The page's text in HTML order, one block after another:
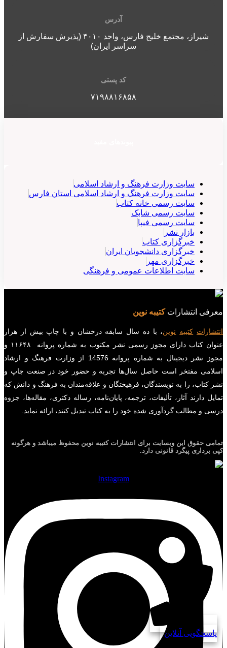
پاسخگویی آنلاین
آدرس
شیراز، مجتمع خلیج فارس، واحد ۴۰۱۰ (پذیرش سفارش از
سراسر ایران)
کد پستی
۷۱۹۸۸۱۶۸۵۸
سایت وزارت فرهنگ و ارشاد اسلامی
سایت وزارت فرهنگ و ارشاد اسلامی استان فارس
سایت رسمی خانه کتاب
سایت رسمی شابک
سایت رسمی فیپا
بازار نشر
خبرگزاری کتاب
خبرگزاری دانشجویان ایران
خبرگزاری مهر
سایت اطلاعات عمومی و فرهنگی
معرفی انتشاراتکتیبه نوین
انتشارات کتیبه نوین، با ده سال سابقه درخشان و با چاپ بیش از هزار
عنوان کتاب دارای مجوز رسمی نشر مکتوب به شماره پروانه ۱۱۶۴۸ و
مجوز نشر دیجیتال به شماره پروانه 14576 از وزارت فرهنگ و ارشاد
اسلامی مفتخر است حاصل سال‌ها تجربه و حضور خود در صنعت چاپ و
نشر کتاب، را به نویسندگان، فرهیختگان و علاقه‌مندان به فرهنگ و دانش که
تمایل دارند آثار، تألیفات، ترجمه، پایان‌نامه، رساله دکتری، مقاله‌ها، جزوه
درسی و مطالب گردآوری شده خود را به کتاب تبدیل کنند، ارائه نماید.
تمامی حقوق این وبسایت برای انتشارات کتیبه نوین محفوظ میباشد و هرگونه
کپی برداری پیگرد قانونی دارد.
Instagram